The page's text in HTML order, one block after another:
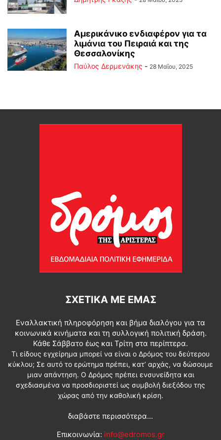
Αμερικάνικο ενδιαφέρον για τα
λιμάνια του Πειραιά και της
Θεσσαλονίκης
Παύλος Δερμενάκης - 28 Μαΐου, 2025
ΣΧΕΤΙΚΆ ΜΕ ΕΜΆΣ
Εναλλακτική πληροφόρηση και βήμα διαλόγου για τα
κοινωνικά κινήματα και τη συλλογική πολιτική δράση.
Κάθε Σάββατο έως και Τρίτη στα περίπτερα.
Τι είδους εγχείρημα μπορεί να είναι ο Δρόμος του δεύτερου
κύκλου; Σε αυτό το ερώτημα πρέπει, κατ’ αρχάς, να δώσουμε
μιαν απάντηση. Ο Δρόμος πρέπει ενσυνείδητα και
σχεδιασμένα να προσδιοριστεί ως συμβολή διεξόδου της
χώρας από την καθολική κρίση.
διαβάστε περισσότερα...
Επικοινωνία: info@edromos.gr